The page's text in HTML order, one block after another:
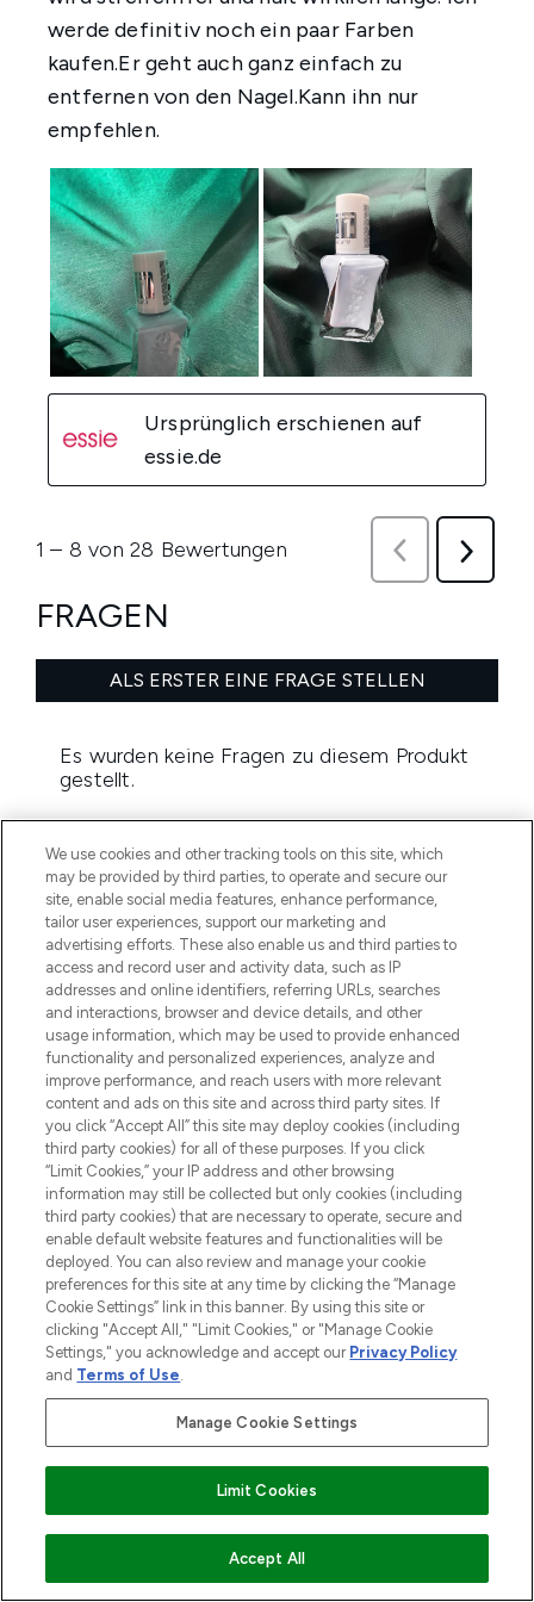
ZUM WARENKORB HINZUFÜGEN
MELDE DICH FÜR UNSEREN NEWSLETTER AN
ANMELDEN
LOOKFANTASTIC ist Europas ultimativer
Beauty-Onlineshop mit den besten
Produkten aus Haut- und Haarpflege
sowie Make-Up von über 200
renommierten Marken. Shoppe online
Lieferung ab einem Einkaufswert von 30€.
Cookie-Einwilligung
Do Not Sell or Share My Personal
Information
We use cookies and other tracking tools on this site, which
may be provided by third parties, to operate and secure our
site, enable social media features, enhance performance,
tailor user experiences, support our marketing and
advertising efforts. These also enable us and third parties to
access and record user and activity data, such as IP
addresses and online identifiers, referring URLs, searches
and interactions, browser and device details, and other
usage information, which may be used to provide enhanced
functionality and personalized experiences, analyze and
improve performance, and reach users with more relevant
content and ads on this site and across third party sites. If
you click “Accept All” this site may deploy cookies (including
third party cookies) for all of these purposes. If you click
“Limit Cookies,” your IP address and other browsing
information may still be collected but only cookies (including
third party cookies) that are necessary to operate, secure and
enable default website features and functionalities will be
deployed. You can also review and manage your cookie
preferences for this site at any time by clicking the “Manage
Cookie Settings” link in this banner. By using this site or
clicking "Accept All," "Limit Cookies," or "Manage Cookie
Settings," you acknowledge and accept our Privacy Policy
and Terms of Use.
Manage Cookie Settings
Limit Cookies
Accept All